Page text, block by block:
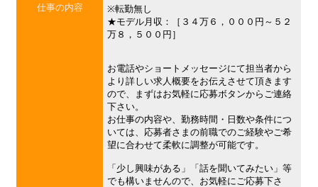
仕事の内容
※転勤無し
★モデル月収：［３４万６，０００円～５２
万８，５００円］
お電話やショートメッセージにて担当者から
より詳しい求人概要をお伝えさせて頂きます
ので、まずはお気軽に応募ボタンからご連絡
下さい。
お仕事の内容や、勤務時間・日数や条件につ
いては、応募者さまの前職でのご経験やご希
望に合わせて柔軟に調整が可能です。
「少し興味がある」「話を聞いてみたい」等
でも構いませんので、お気軽にご応募下さ